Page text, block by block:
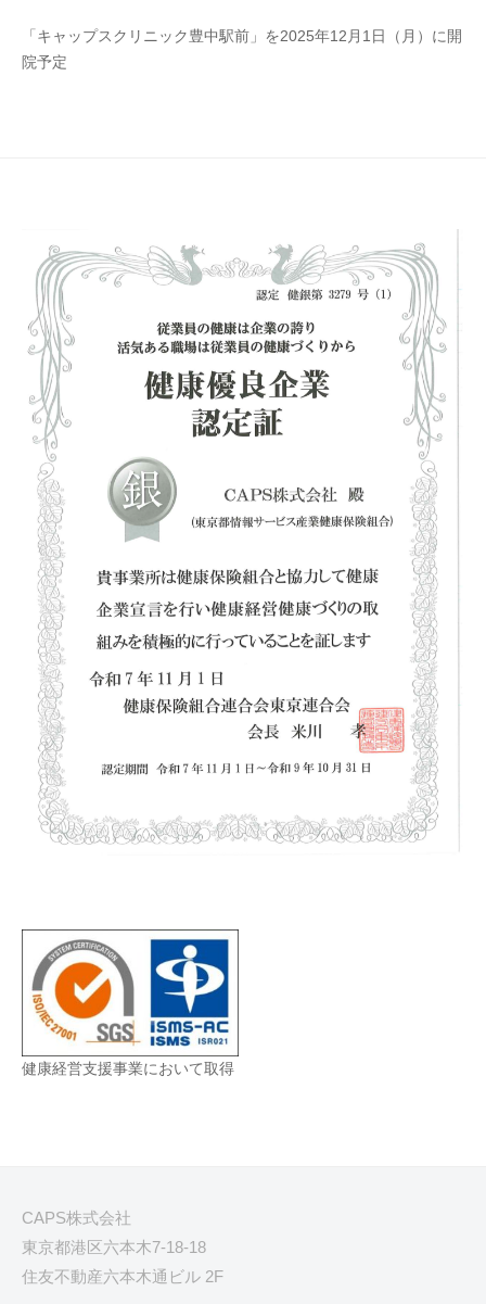
「キャップスクリニック豊中駅前」を2025年12月1日（月）に開
院予定
健康経営支援事業において取得
CAPS株式会社
東京都港区六本木7-18-18
住友不動産六本木通ビル 2F